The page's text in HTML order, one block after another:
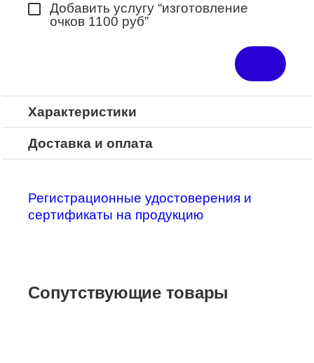
Добавить услугу “изготовление
очков 1100 руб”
Характеристики
Доставка и оплата
Регистрационные удостоверения и
сертификаты на продукцию
Сопутствующие товары